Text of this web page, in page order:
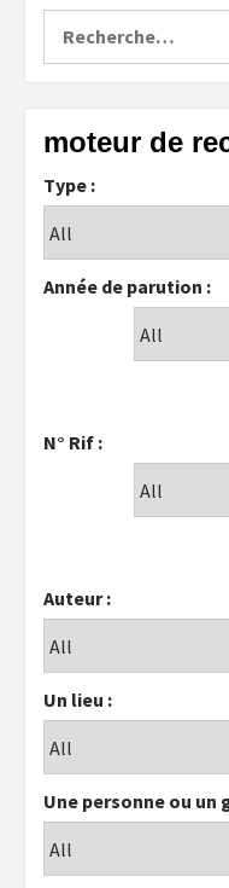
moteur de
Type :
Année de parution :
N° Rif :
Auteur :
Un lieu :
Une personne ou un